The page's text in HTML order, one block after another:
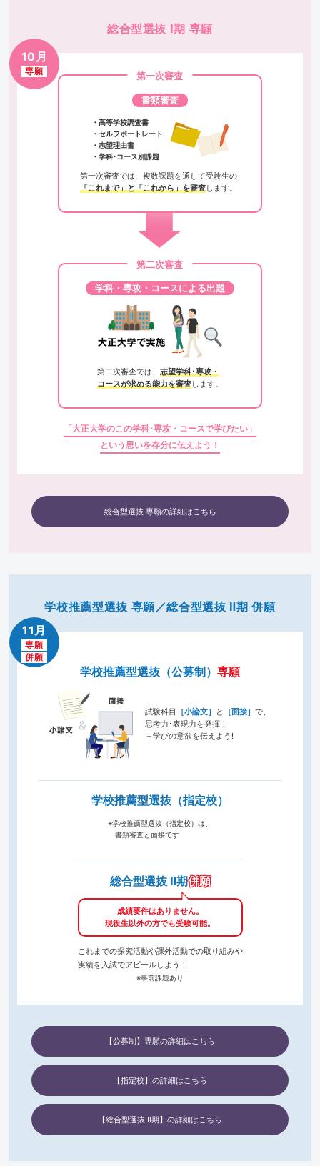
総合型選抜 Ⅰ期 専願
10月
専願 第一次審査
書類審査
高等学校調査書
セルフポートレート
志望理由書
学科･コース別課題
第一次審査では、複数課題を通して受験生の
「これまで」と「これから」を審査します。
第二次審査
学科・専攻・コースによる出題
第二次審査では、 志望学科･専攻・
コースが求める能力を審査します。
「大正大学のこの学科･専攻・コースで学びたい」
という思いを存分に伝えよう！
総合型選抜 専願の詳細はこちら
学校推薦型選抜 専願／総合型選抜 Ⅱ期 併願
11月
専願
併願
学校推薦型選抜（公募制） 専願
試験科目 ［小論文］ と ［面接］で、
思考力･表現力を発揮！
＋学びの意欲を伝えよう!
学校推薦型選抜（指定校）
※学校推薦型選抜（指定校）は、
書類審査と面接です
総合型選抜 Ⅱ期併願
成績要件はありません。
現役生以外の方でも受験可能。
これまでの探究活動や課外活動での取り組みや
実績を入試でアピールしよう！
※事前課題あり
【公募制】専願の詳細はこちら
【指定校】の詳細はこちら
【総合型選抜 Ⅱ期】の詳細はこちら